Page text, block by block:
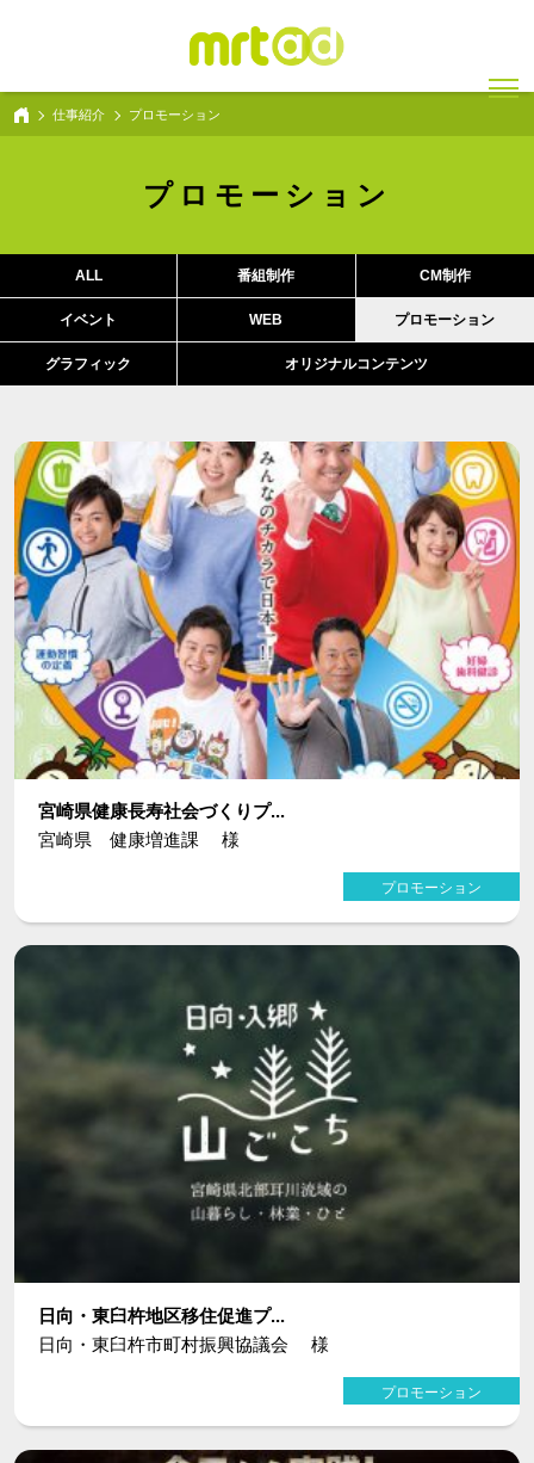
仕事紹介 プロモーション
プロモーション
ALL 番組制作 CM制作
イベント WEB プロモーション
グラフィック オリジナルコンテンツ
宮崎県健康長寿社会づくりプ...
宮崎県 健康増進課 様
プロモーション
日向・東臼杵地区移住促進プ...
日向・東臼杵市町村振興協議会 様
プロモーション